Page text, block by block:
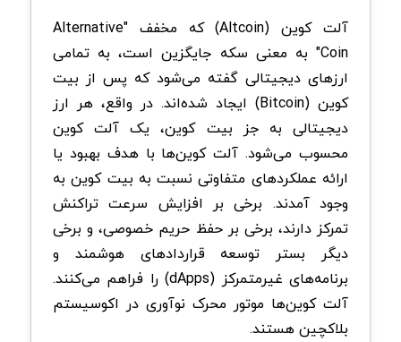
آلت کوین (Altcoin) که مخفف "Alternative
Coin" به معنی سکه جایگزین است، به تمامی
ارزهای دیجیتالی گفته می‌شود که پس از بیت
کوین (Bitcoin) ایجاد شده‌اند. در واقع، هر ارز
دیجیتالی به جز بیت کوین، یک آلت کوین
محسوب می‌شود. آلت کوین‌ها با هدف بهبود یا
ارائه عملکردهای متفاوتی نسبت به بیت کوین به
وجود آمدند. برخی بر افزایش سرعت تراکنش
تمرکز دارند، برخی بر حفظ حریم خصوصی، و برخی
دیگر بستر توسعه قراردادهای هوشمند و
برنامه‌های غیرمتمرکز (dApps) را فراهم می‌کنند.
آلت کوین‌ها موتور محرک نوآوری در اکوسیستم
بلاکچین هستند.